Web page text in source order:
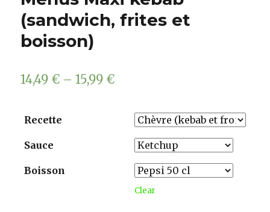
(sandwich, frites et
boisson)
14,49 € –15,99 €
Recette
Sauce
Boisson
Clear